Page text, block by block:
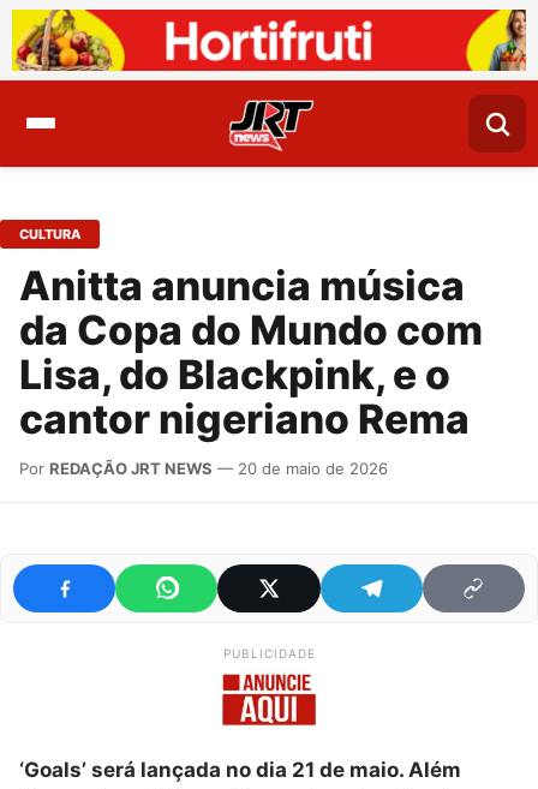
CULTURA
Anitta anuncia música
da Copa do Mundo com
Lisa, do Blackpink, e o
cantor nigeriano Rema
Por REDAÇÃO JRT NEWS — 20 de maio de 2026
PUBLICIDADE
‘Goals’ será lançada no dia 21 de maio. Além